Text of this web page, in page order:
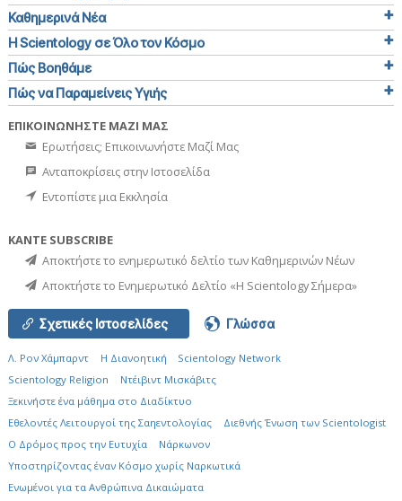
Καθημερινά Νέα
Η Scientology σε Όλο τον Κόσμο
Πώς Βοηθάμε
Πώς να Παραμείνεις Υγιής
ΕΠΙΚΟΙΝΩΝΗΣΤΕ ΜΑΖΙ ΜΑΣ
Ερωτήσεις; Επικοινωνήστε Μαζί Μας
Ανταποκρίσεις στην Ιστοσελίδα
Εντοπίστε μια Εκκλησία
ΚΑΝΤΕ SUBSCRIBE
Αποκτήστε το ενημερωτικό δελτίο των Καθημερινών Νέων
Αποκτήστε το Ενημερωτικό Δελτίο «Η Scientology Σήμερα»
Σχετικές Ιστοσελίδες Γλώσσα
Λ. Ρον Χάμπαρντ Η Διανοητική
Scientology Network
Scientology Religion
Ντέιβιντ Μισκάβιτς
Ξεκινήστε ένα μάθημα στο Διαδίκτυο
Εθελοντές Λειτουργοί της Σαηεντολογίας
Διεθνής Ένωση των Scientologist
Ο Δρόμος προς την Ευτυχία
Νάρκωνον
Υποστηρίζοντας έναν Κόσμο χωρίς Ναρκωτικά
Ενωµένοι για τα Ανθρώπινα Δικαιώµατα